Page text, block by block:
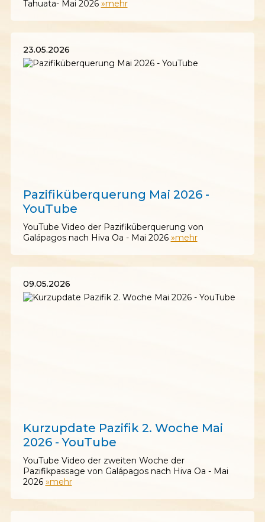
Tahuata- Mai 2026 »mehr
23.05.2026
Pazifiküberquerung Mai 2026 -
YouTube
YouTube Video der Pazifiküberquerung von
Galápagos nach Hiva Oa - Mai 2026 »mehr
09.05.2026
Kurzupdate Pazifik 2. Woche Mai
2026 - YouTube
YouTube Video der zweiten Woche der
Pazifikpassage von Galápagos nach Hiva Oa - Mai
2026 »mehr